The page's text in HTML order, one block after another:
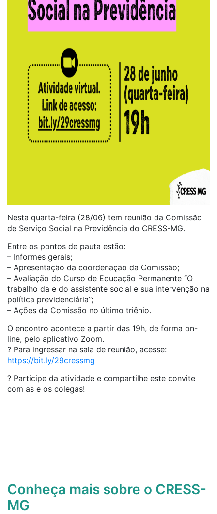
Nesta quarta-feira (28/06) tem reunião da Comissão
de Serviço Social na Previdência do CRESS-MG.
Entre os pontos de pauta estão:
– Informes gerais;
– Apresentação da coordenação da Comissão;
– Avaliação do Curso de Educação Permanente “O
trabalho da e do assistente social e sua intervenção na
política previdenciária”;
– Ações da Comissão no último triênio.
O encontro acontece a partir das 19h, de forma on-
line, pelo aplicativo Zoom.
? Para ingressar na sala de reunião, acesse:
https://bit.ly/29cressmg
? Participe da atividade e compartilhe este convite
com as e os colegas!
Conheça mais sobre o CRESS-
MG